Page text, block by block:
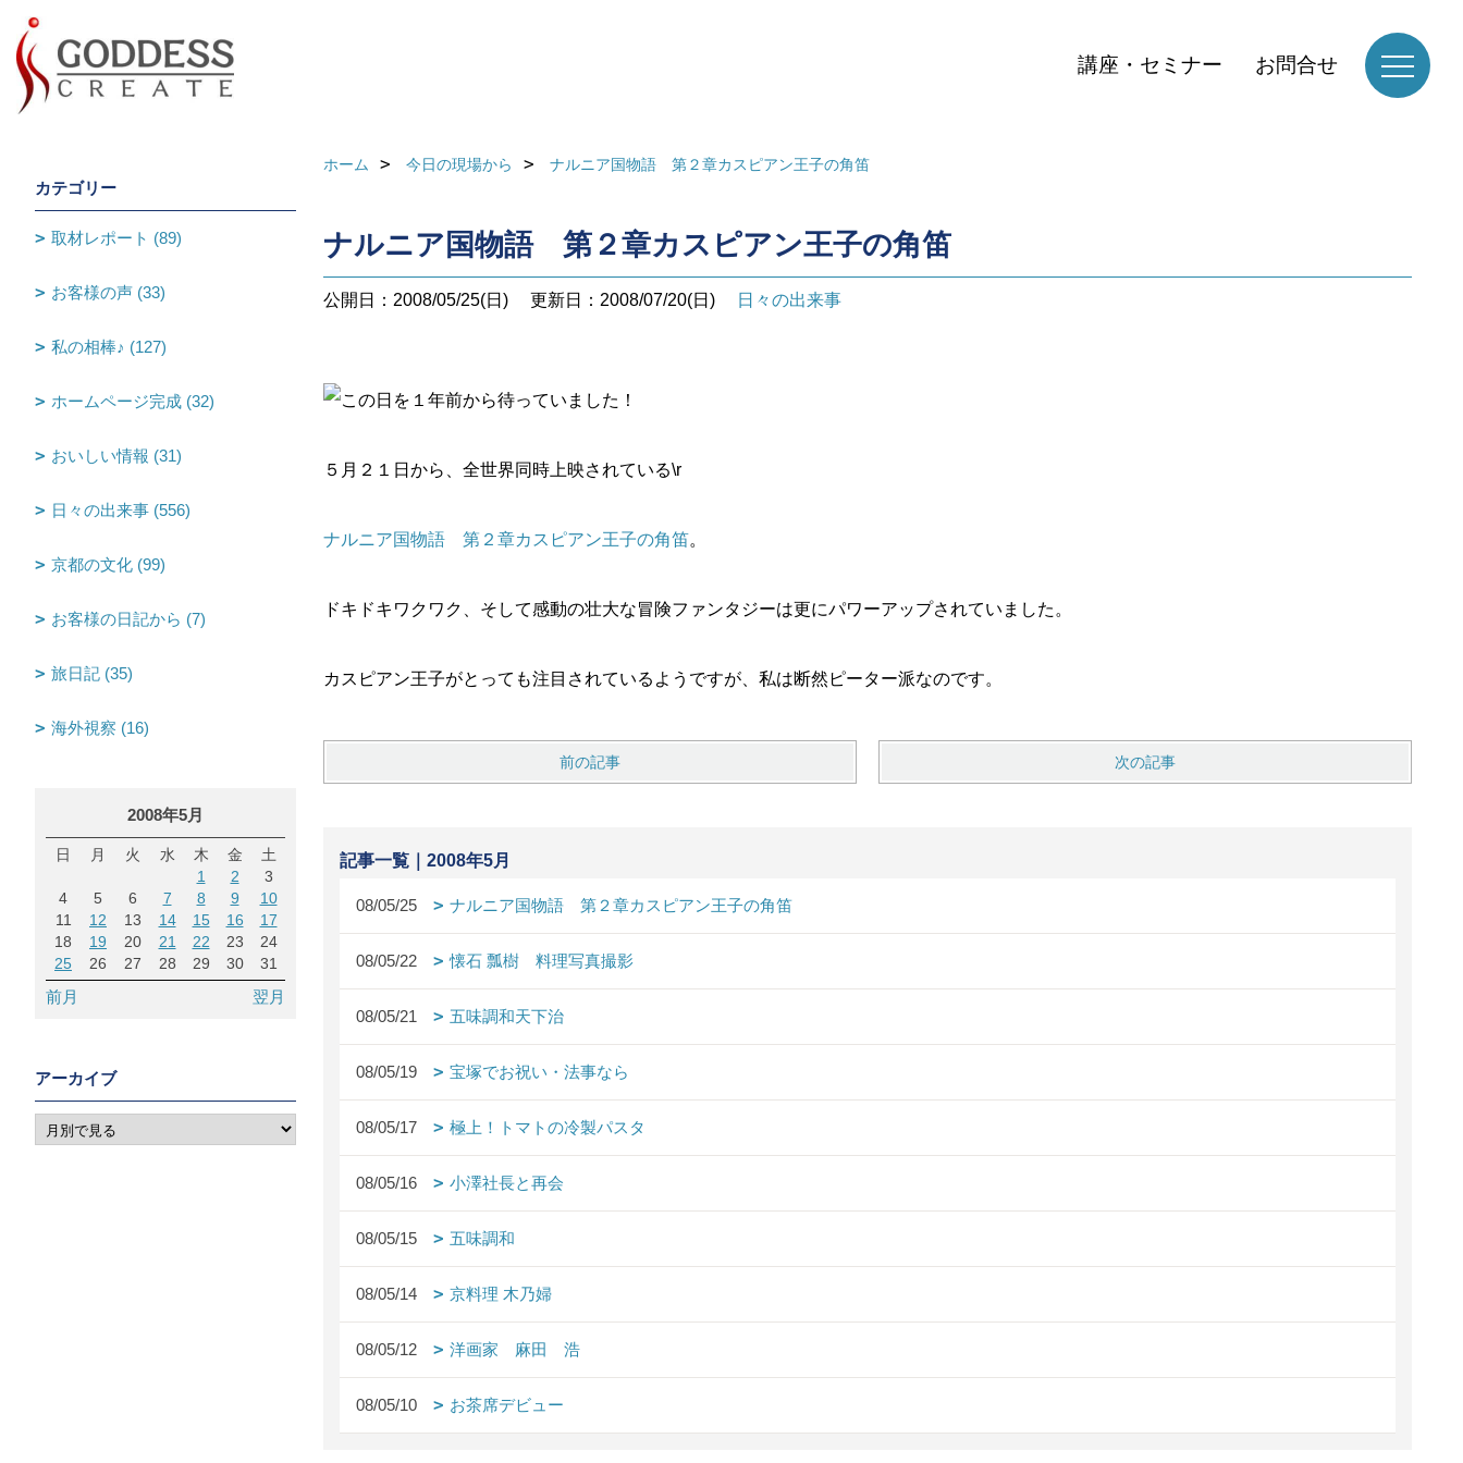
講座・セミナー お問合せ
ホーム 今日の現場から ナルニア国物語 第２章カスピアン王子の角笛
ナルニア国物語 第２章カスピアン王子の角笛
公開日：2008/05/25(日) 更新日：2008/07/20(日) 日々の出来事
この日を１年前から待っていました！
５月２１日から、全世界同時上映されている\r
ナルニア国物語 第２章カスピアン王子の角笛。
ドキドキワクワク、そして感動の壮大な冒険ファンタジーは更にパワーアップされていました。
カスピアン王子がとっても注目されているようですが、私は断然ピーター派なのです。
前の記事 次の記事
記事一覧｜2008年5月
08/05/25 ナルニア国物語 第２章カスピアン王子の角笛
08/05/22 懐石 瓢樹 料理写真撮影
08/05/21 五味調和天下治
08/05/19 宝塚でお祝い・法事なら
08/05/17 極上！トマトの冷製パスタ
08/05/16 小澤社長と再会
08/05/15 五味調和
08/05/14 京料理 木乃婦
08/05/12 洋画家 麻田 浩
08/05/10 お茶席デビュー
カテゴリー
取材レポート (89)
お客様の声 (33)
私の相棒♪ (127)
ホームページ完成 (32)
おいしい情報 (31)
日々の出来事 (556)
京都の文化 (99)
お客様の日記から (7)
旅日記 (35)
海外視察 (16)
2008年5月
日 月 火 水 木 金
土
1
2
3
4
5 6 7 8 9
10
11
12 13 14 15 16
17
18
19 20 21 22 23
24
25
26 27 28 29 30 31
前月 翌月
アーカイブ